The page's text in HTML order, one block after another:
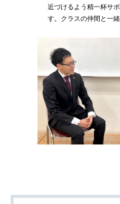
近づけるよう精一杯サ
す。クラスの仲間と一